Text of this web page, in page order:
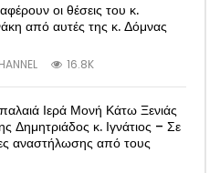
οι θέσεις του κ.
από αυτές της κ. Δόμνας
16.8K
Ιερά Μονή Κάτω Ξενιάς
Δημητριάδος κ. Ιγνάτιος – Σε
αναστήλωσης από τους